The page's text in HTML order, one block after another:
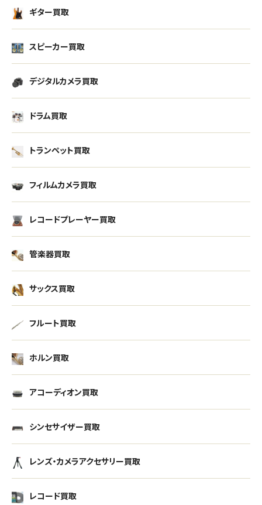
ギター買取
スピーカー買取
デジタルカメラ買取
ドラム買取
トランペット買取
フィルムカメラ買取
レコードプレーヤー買取
管楽器買取
サックス買取
フルート買取
ホルン買取
アコーディオン買取
シンセサイザー買取
レンズ・カメラアクセサリー買取
レコード買取